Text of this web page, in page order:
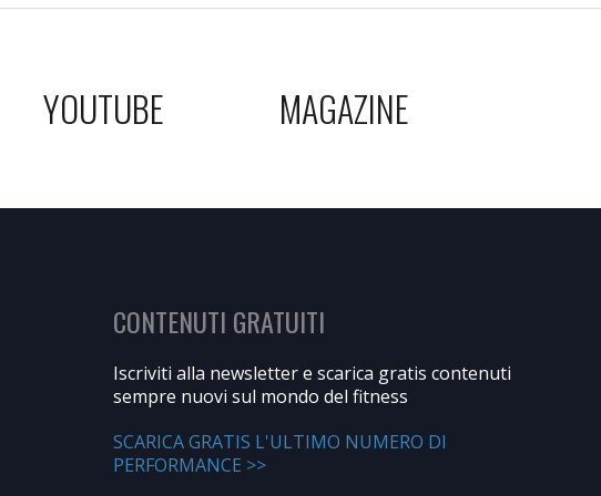
YOUTUBE MAGAZINE
CONTENUTI GRATUITI
Iscriviti alla newsletter e scarica gratis contenuti
sempre nuovi sul mondo del fitness
SCARICA GRATIS L'ULTIMO NUMERO DI
PERFORMANCE >>